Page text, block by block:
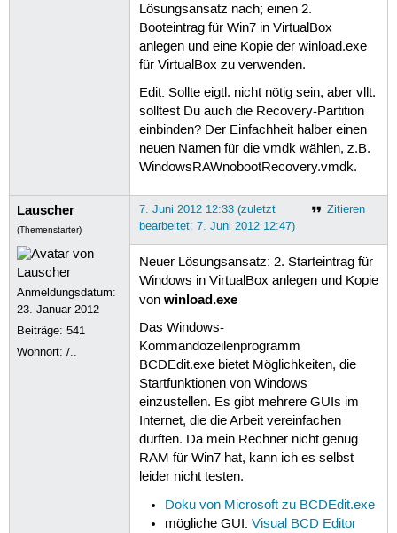
Lösungsansatz nach; einen 2.
Booteintrag für Win7 in VirtualBox
anlegen und eine Kopie der winload.exe
für VirtualBox zu verwenden.
Edit: Sollte eigtl. nicht nötig sein, aber vllt.
solltest Du auch die Recovery-Partition
einbinden? Der Einfachheit halber einen
neuen Namen für die vmdk wählen, z.B.
WindowsRAWnobootRecovery.vmdk.
Lauscher
(Themenstarter)
Anmeldungsdatum:
23. Januar 2012
Beiträge:541
Wohnort: /..
Zitieren
7. Juni 2012 12:33 (zuletzt
bearbeitet: 7. Juni 2012 12:47)
Neuer Lösungsansatz: 2. Starteintrag für
Windows in VirtualBox anlegen und Kopie
von winload.exe
Das Windows-
Kommandozeilenprogramm
BCDEdit.exe bietet Möglichkeiten, die
Startfunktionen von Windows
einzustellen. Es gibt mehrere GUIs im
Internet, die die Arbeit vereinfachen
dürften. Da mein Rechner nicht genug
RAM für Win7 hat, kann ich es selbst
leider nicht testen.
Doku von Microsoft zu BCDEdit.exe
mögliche GUI:Visual BCD Editor